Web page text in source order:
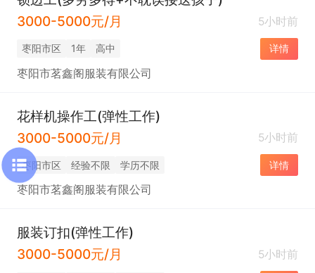
3000-5000元/月
5小时前
枣阳市区 1年 高中 详情
枣阳市茗鑫阁服装有限公司
花样机操作工(弹性工作)
3000-5000元/月
5小时前
枣阳市区 经验不限 学历不限 详情
枣阳市茗鑫阁服装有限公司
服装订扣(弹性工作)
3000-5000元/月
5小时前